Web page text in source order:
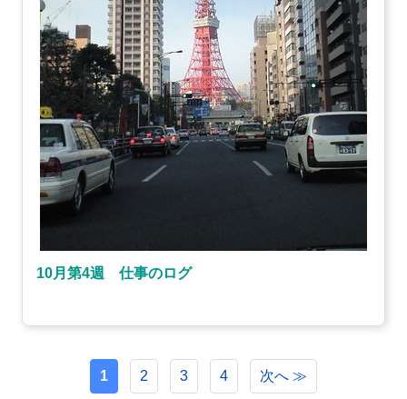
10月第4週 仕事のログ
1 2 3 4 次へ ≫